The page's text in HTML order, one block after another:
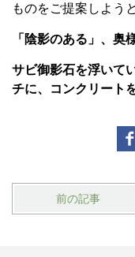
ものをご提案しよう
「陰影のある」、奥
サビ御影石を浮いて
チに、コンクリート
前の記事